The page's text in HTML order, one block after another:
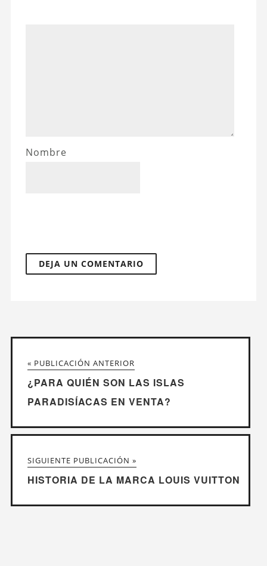
Nombre
« PUBLICACIÓN ANTERIOR
¿PARA QUIÉN SON LAS ISLAS
PARADISÍACAS EN VENTA?
SIGUIENTE PUBLICACIÓN »
HISTORIA DE LA MARCA LOUIS VUITTON